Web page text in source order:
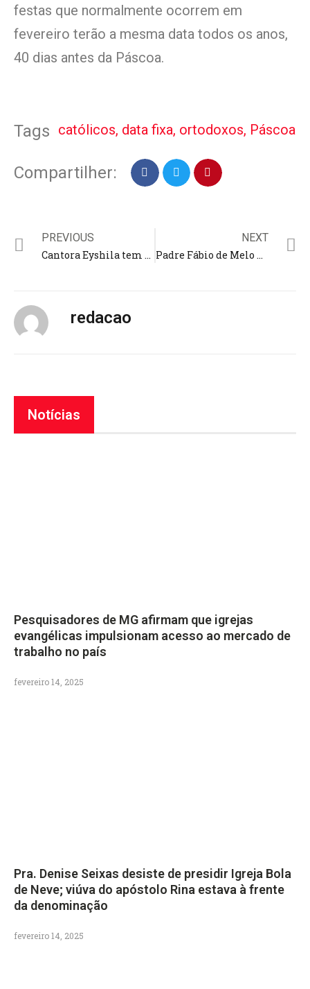
festas que normalmente ocorrem em
fevereiro terão a mesma data todos os anos,
40 dias antes da Páscoa.
Tags católicos, data fixa, ortodoxos, Páscoa
Compartilher:
PREVIOUS
Cantora Eyshila tem perfil no Instagram invadido por golpistas; Fernanda Brum alertou por meio de um vídeo
NEXT
Padre Fábio de Melo desabafa sobre depressão e o desafio de equilibrar suas emoções: “À beira do abismo”
redacao
Notícias
Pesquisadores de MG afirmam que igrejas
evangélicas impulsionam acesso ao mercado de
trabalho no país
fevereiro 14, 2025
Pra. Denise Seixas desiste de presidir Igreja Bola
de Neve; viúva do apóstolo Rina estava à frente
da denominação
fevereiro 14, 2025